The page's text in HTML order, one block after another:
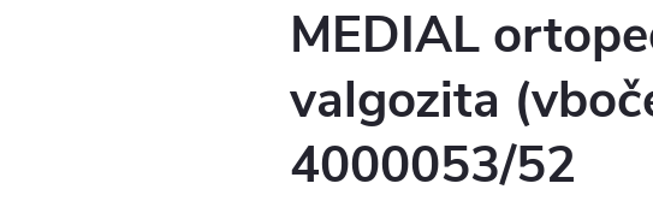
MEDIAL
valgozita
4000053/52